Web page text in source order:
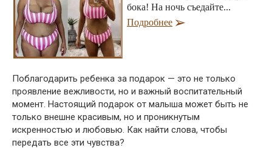
бока! На ночь съедайте...
Подробнее
Поблагодарить ребенка за подарок — это не только
проявление вежливости, но и важный воспитательный
момент. Настоящий подарок от малыша может быть не
только внешне красивым, но и проникнутым
искренностью и любовью. Как найти слова, чтобы
передать все эти чувства?